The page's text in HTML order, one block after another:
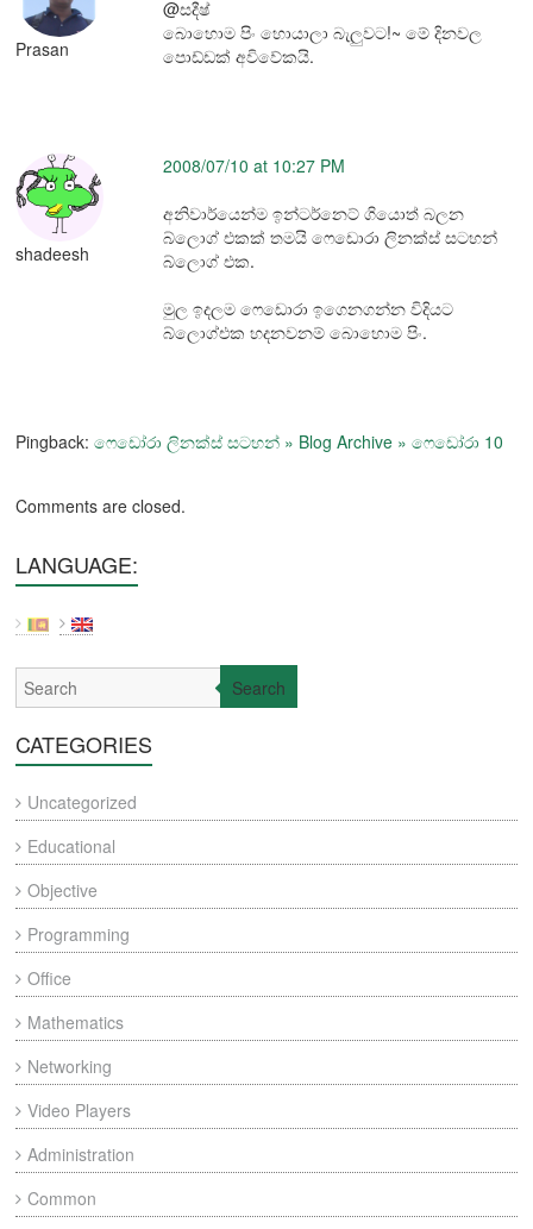
Prasan
@සදීෂ්
බොහොම පිං හොයාලා බැලුවට!~ මේ දිනවල
පොඩ්ඩක් අවිවේකයි.
shadeesh
2008/07/10 at 10:27 PM
අනිවාර්යෙන්ම ඉන්ටර්නෙට් ගියොත් බලන
බ්ලොග් එකක් තමයි ෆෙඩොරා ලිනක්ස් සටහන්
බ්ලොග් එක.
මුල ඉදලම ෆෙඩොරා ඉගෙනගන්න විදියට
බ්ලොග්එක හදනවනම් බොහොම පිං.
Pingback:ෆෙඩෝරා ලිනක්ස් සටහන් » Blog Archive » ෆෙඩෝරා 10
Comments are closed.
LANGUAGE:
Search
CATEGORIES
Uncategorized
Educational
Objective
Programming
Office
Mathematics
Networking
Video Players
Administration
Common